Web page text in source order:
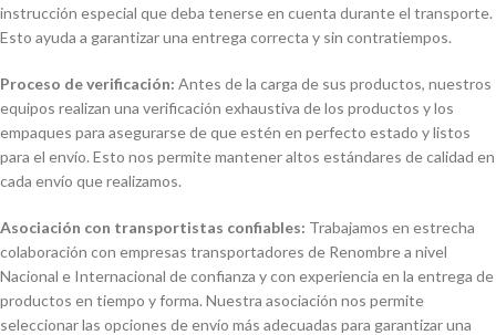
instrucción especial que deba tenerse en cuenta durante el transporte.
Esto ayuda a garantizar una entrega correcta y sin contratiempos.
Proceso de verificación: Antes de la carga de sus productos, nuestros
equipos realizan una verificación exhaustiva de los productos y los
empaques para asegurarse de que estén en perfecto estado y listos
para el envío. Esto nos permite mantener altos estándares de calidad en
cada envío que realizamos.
Asociación con transportistas confiables: Trabajamos en estrecha
colaboración con empresas transportadores de Renombre a nivel
Nacional e Internacional de confianza y con experiencia en la entrega de
productos en tiempo y forma. Nuestra asociación nos permite
seleccionar las opciones de envío más adecuadas para garantizar una